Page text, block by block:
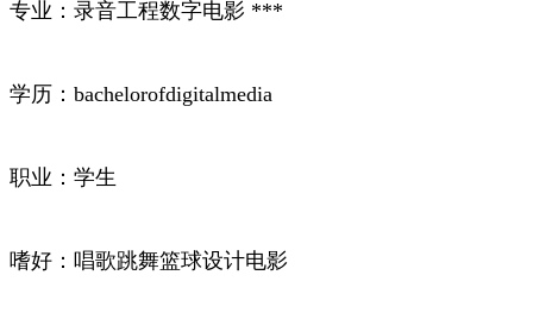
专业：录音工程数字电影 ***
学历：bachelorofdigitalmedia
职业：学生
嗜好：唱歌跳舞篮球设计电影